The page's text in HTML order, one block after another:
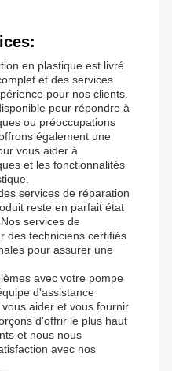
en plastique est livré
et des services
pour nos clients.
pour répondre à
ou préoccupations
également une
vous aider à
et les fonctionnalités
services de réparation
reste en parfait état
services de
des techniciens certifiés
pour assurer une
avec votre pompe
d'assistance
aider et vous fournir
d'offrir le plus haut
et nous nous
avec nos